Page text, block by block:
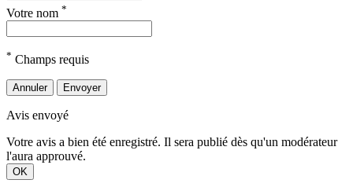
Votre nom *
* Champs requis
Annuler Envoyer
Avis envoyé
Votre avis a bien été enregistré. Il sera publié dès qu'un modérateur
l'aura approuvé.
OK